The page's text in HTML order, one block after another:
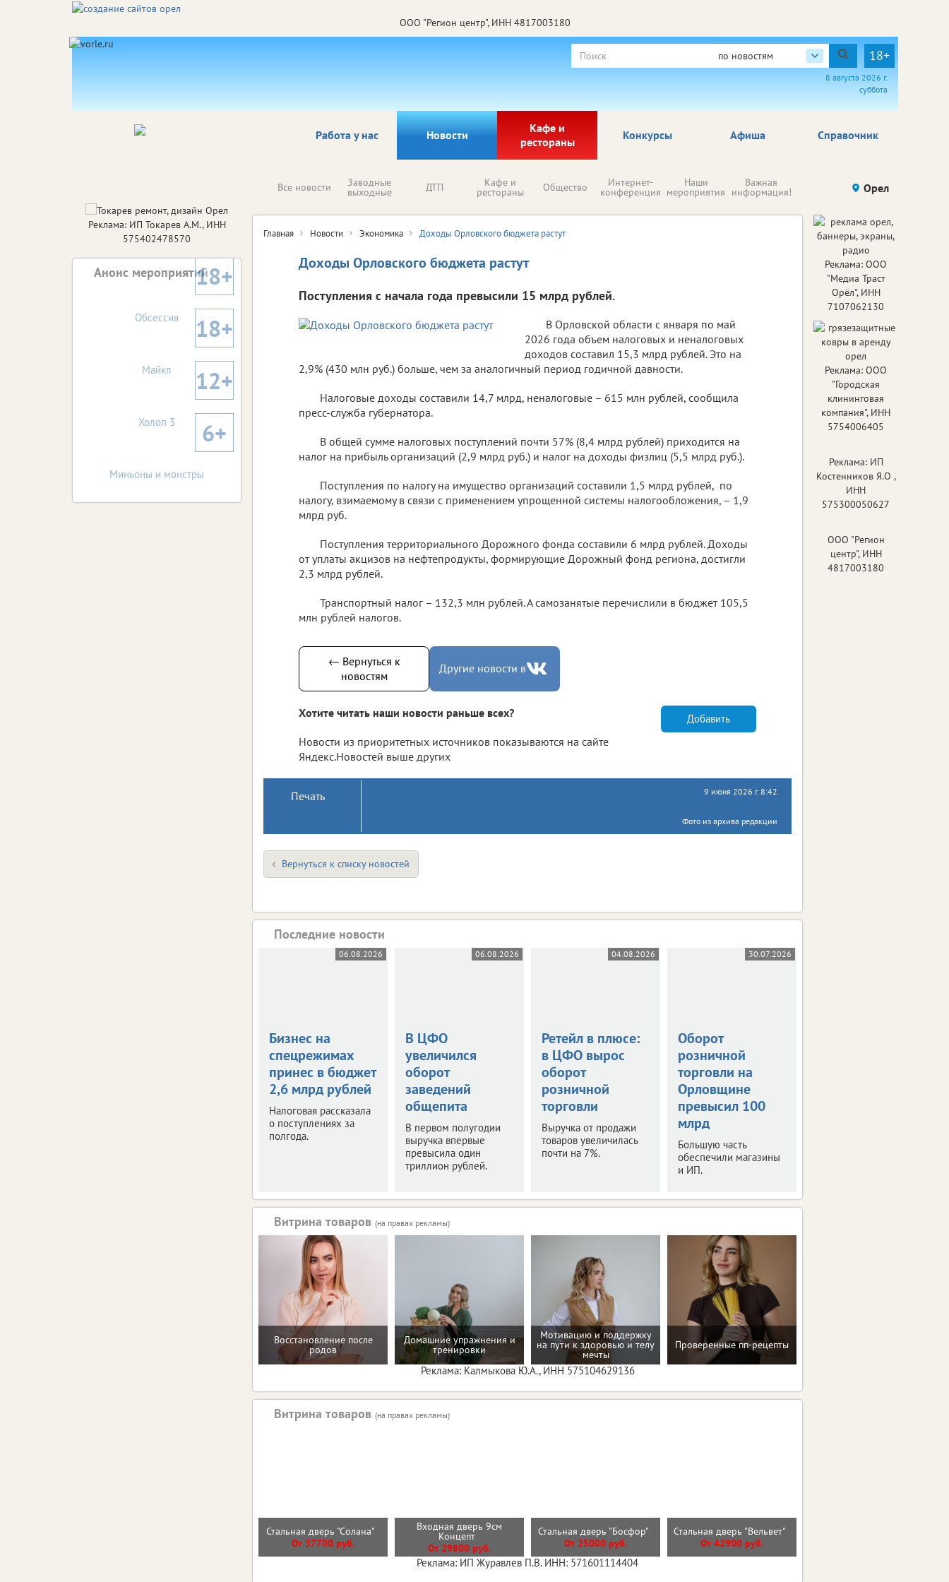
ООО "Регион центр", ИНН 4817003180
по новостям 18+
8 августа 2026 г.
суббота
Работа у нас Новости
Кафе и
рестораны
Афиша Справочник
Конкурсы
Все новости Заводные
выходные ДТП Кафе и
рестораны Общество Интернет-
конференция
Наши
мероприятия
Важная
информация! Происшествия Здоровье
Орел
Главная Новости Экономика Доходы Орловского бюджета растут
Доходы Орловского бюджета растут
Поступления с начала года превысили 15 млрд рублей.
В Орловской области с января по май
2026 года объем налоговых и неналоговых
доходов составил 15,3 млрд рублей. Это на
2,9% (430 млн руб.) больше, чем за аналогичный период годичной давности.
Налоговые доходы составили 14,7 млрд, неналоговые – 615 млн рублей, сообщила
пресс-служба губернатора.
В общей сумме налоговых поступлений почти 57% (8,4 млрд рублей) приходится на
налог на прибыль организаций (2,9 млрд руб.) и налог на доходы физлиц (5,5 млрд руб.).
Поступления по налогу на имущество организаций составили 1,5 млрд рублей, по
налогу, взимаемому в связи с применением упрощенной системы налогообложения, – 1,9
млрд руб.
Поступления территориального Дорожного фонда составили 6 млрд рублей. Доходы
от уплаты акцизов на нефтепродукты, формирующие Дорожный фонд региона, достигли
2,3 млрд рублей.
Транспортный налог – 132,3 млн рублей. А самозанятые перечислили в бюджет 105,5
млн рублей налогов.
← Вернуться к
новостям
Другие новости в
Хотите читать наши новости раньше всех?
Новости из приоритетных источников показываются на сайте
Яндекс.Новостей выше других
Добавить
Печать 9 июня 2026 г. 8:42
Фото из архива редакции
Вернуться к списку новостей
Последние новости
06.08.2026
Бизнес на
спецрежимах
принес в бюджет
2,6 млрд рублей
Налоговая рассказала
о поступлениях за
полгода.
06.08.2026
В ЦФО
увеличился
оборот
заведений
общепита
В первом полугодии
выручка впервые
превысила один
триллион рублей.
04.08.2026
Ретейл в плюсе:
в ЦФО вырос
оборот
розничной
торговли
Выручка от продажи
товаров увеличилась
почти на 7%.
30.07.2026
Оборот
розничной
торговли на
Орловщине
превысил 100
млрд
Большую часть
обеспечили магазины
и ИП.
Витрина товаров (на правах рекламы)
Восстановление после
родов
Домашние упражнения и
тренировки
Мотивацию и поддержку
на пути к здоровью и телу
мечты
Проверенные пп-рецепты
Реклама: Калмыкова Ю.А., ИНН 575104629136
Витрина товаров (на правах рекламы)
Стальная дверь "Солана"
От 37700 руб.
Входная дверь 9см
Концепт
От 29800 руб.
Стальная дверь "Босфор"
От 25000 руб.
Стальная дверь "Вельвет"
От 42900 руб.
Реклама: ИП Журавлев П.В. ИНН: 571601114404
Реклама: ИП Токарев А.М., ИНН
575402478570
Анонс мероприятий18+
Обсессия 18+
Майкл 12+
Холоп 3 6+
Миньоны и монстры
Реклама: ООО
"Медиа Траст
Орёл", ИНН
7107062130
Реклама: ООО
"Городская
клининговая
компания", ИНН
5754006405
Реклама: ИП
Костенников Я.О ,
ИНН
575300050627
ООО "Регион
центр", ИНН
4817003180